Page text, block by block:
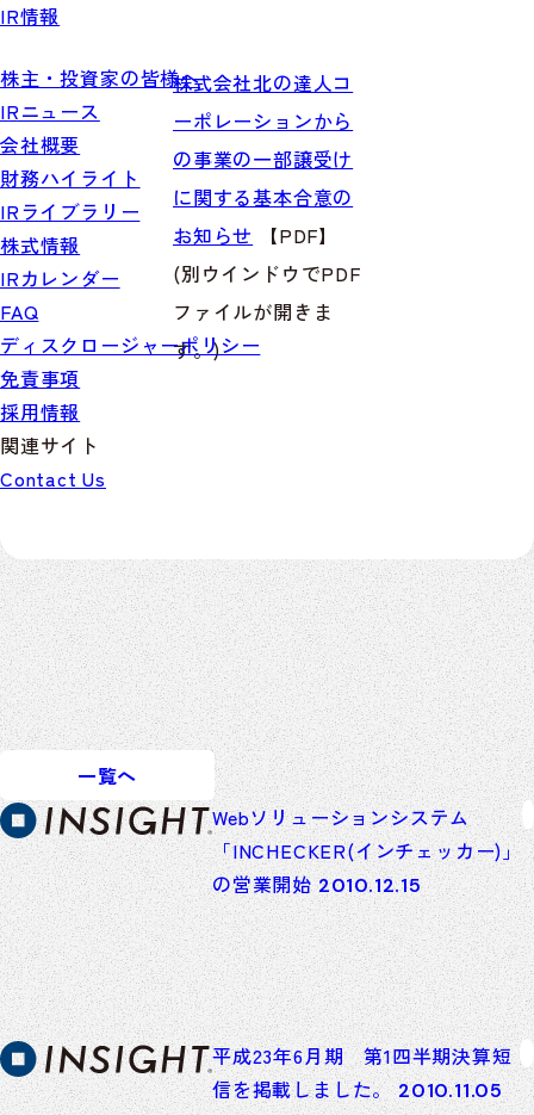
IR情報
株主・投資家の皆様へ
IRニュース
会社概要
財務ハイライト
IRライブラリー
株式情報
IRカレンダー
FAQ
ディスクロージャーポリシー
免責事項
採用情報
関連サイト
INSEARCH
SAPPORO YARD
Start!
Contact Us
株式会社北の達人コ
ーポレーションから
の事業の一部譲受け
に関する基本合意の
お知らせ 【PDF】
(別ウインドウでPDF
ファイルが開きま
す。)
一覧へ
Webソリューションシステム
「INCHECKER(インチェッカー)」
の営業開始 2010.12.15
平成23年6月期 第1四半期決算短
信を掲載しました。 2010.11.05